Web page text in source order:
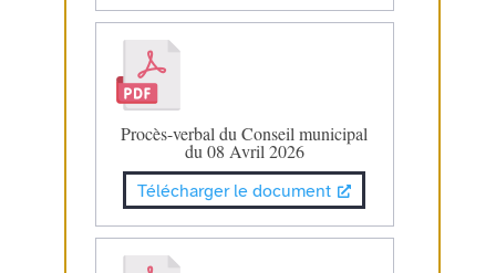
Procès-verbal du Conseil municipal
du 08 Avril 2026
Télécharger le document